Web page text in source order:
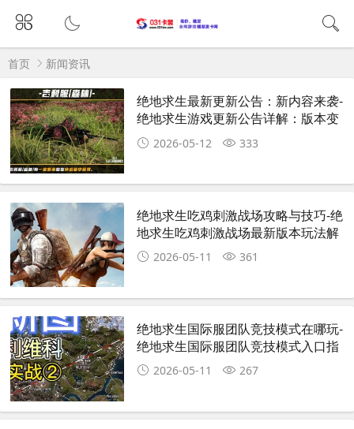
首页 新闻资讯
绝地求生最新更新公告：新内容来袭-
绝地求生游戏更新公告详解：版本变
化与玩家反馈
2026-05-12 333
绝地求生吃鸡刺激战场攻略与技巧-绝
地求生吃鸡刺激战场最新版本玩法解
析 2026-05-11 361
绝地求生国际服团队竞技模式在哪玩-
绝地求生国际服团队竞技模式入口指
南 2026-05-11 267